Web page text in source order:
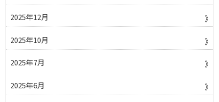
2025年12月
2025年10月
2025年7月
2025年6月